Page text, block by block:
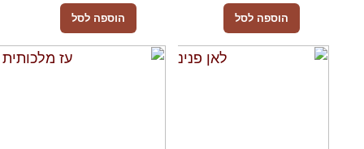
הוספה לסל הוספה לסל